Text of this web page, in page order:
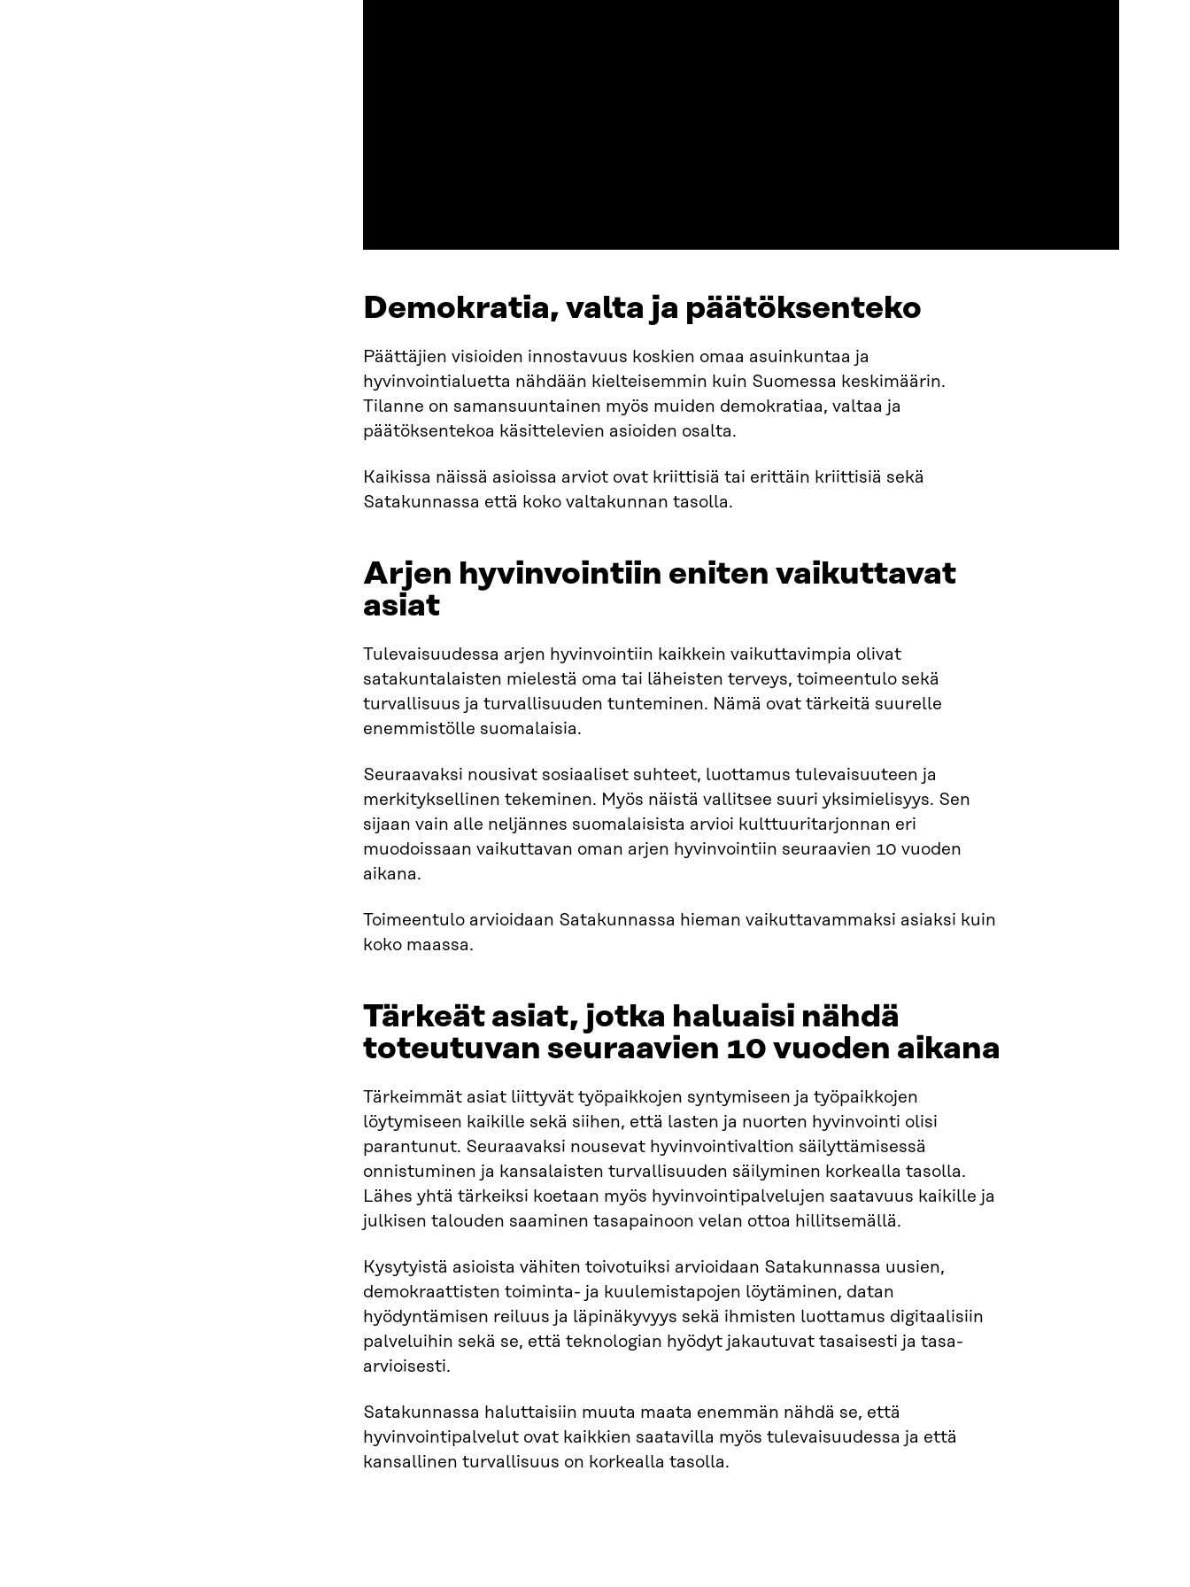
Demokratia, valta ja päätöksenteko
Päättäjien visioiden innostavuus koskien omaa asuinkuntaa ja
hyvinvointialuetta nähdään kielteisemmin kuin Suomessa keskimäärin.
Tilanne on samansuuntainen myös muiden demokratiaa, valtaa ja
päätöksentekoa käsittelevien asioiden osalta.​
Kaikissa näissä asioissa arviot ovat kriittisiä tai erittäin kriittisiä sekä
Satakunnassa että koko valtakunnan tasolla.​
Arjen hyvinvointiin eniten vaikuttavat
asiat​
Tulevaisuudessa arjen hyvinvointiin kaikkein vaikuttavimpia olivat
satakuntalaisten mielestä oma tai läheisten terveys, toimeentulo sekä
turvallisuus ja turvallisuuden tunteminen. Nämä ovat tärkeitä suurelle
enemmistölle suomalaisia.
Seuraavaksi nousivat sosiaaliset suhteet, luottamus tulevaisuuteen ja
merkityksellinen tekeminen. Myös näistä vallitsee suuri yksimielisyys. Sen
sijaan vain alle neljännes suomalaisista arvioi kulttuuritarjonnan eri
muodoissaan vaikuttavan oman arjen hyvinvointiin seuraavien 10 vuoden
aikana.
Toimeentulo arvioidaan Satakunnassa hieman vaikuttavammaksi asiaksi kuin
koko maassa.​
Tärkeät asiat, jotka haluaisi nähdä
toteutuvan seuraavien 10 vuoden aikana​
Tärkeimmät asiat liittyvät työpaikkojen syntymiseen ja työpaikkojen
löytymiseen kaikille sekä siihen, että lasten ja nuorten hyvinvointi olisi
parantunut. Seuraavaksi nousevat hyvinvointivaltion säilyttämisessä
onnistuminen ja kansalaisten turvallisuuden säilyminen korkealla tasolla.
Lähes yhtä tärkeiksi koetaan myös hyvinvointipalvelujen saatavuus kaikille ja
julkisen talouden saaminen tasapainoon velan ottoa hillitsemällä.
Kysytyistä asioista vähiten toivotuiksi arvioidaan Satakunnassa uusien,
demokraattisten toiminta- ja kuulemistapojen löytäminen, datan
hyödyntämisen reiluus ja läpinäkyvyys sekä ihmisten luottamus digitaalisiin
palveluihin sekä se, että teknologian hyödyt jakautuvat tasaisesti ja tasa-
arvioisesti.
Satakunnassa haluttaisiin muuta maata enemmän nähdä se, että
hyvinvointipalvelut ovat kaikkien saatavilla myös tulevaisuudessa ja että
kansallinen turvallisuus on korkealla tasolla.